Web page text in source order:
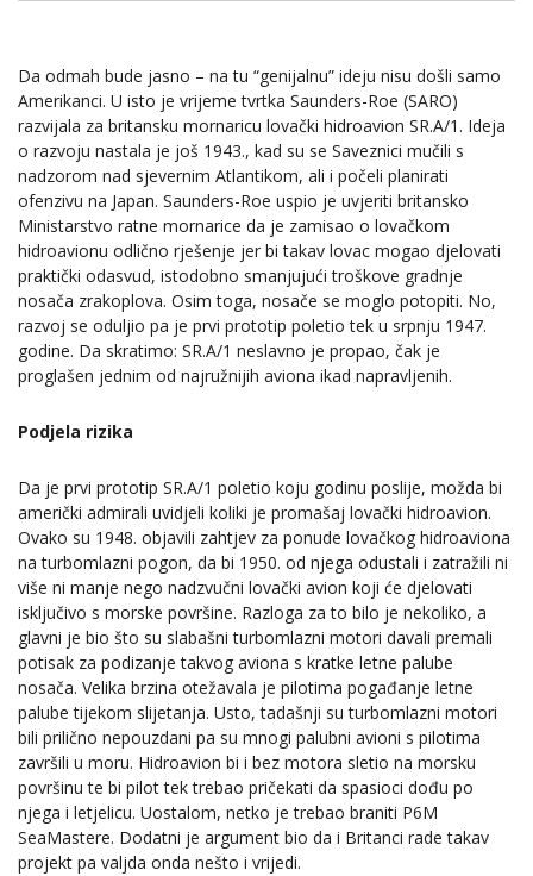
Da odmah bude jasno – na tu “genijalnu” ideju nisu došli samo
Amerikanci. U isto je vrijeme tvrtka Saunders-Roe (SARO)
razvijala za britansku mornaricu lovački hidroavion SR.A/1. Ideja
o razvoju nastala je još 1943., kad su se Saveznici mučili s
nadzorom nad sjevernim Atlantikom, ali i počeli planirati
ofenzivu na Japan. Saunders-Roe uspio je uvjeriti britansko
Ministarstvo ratne mornarice da je zamisao o lovačkom
hidroavionu odlično rješenje jer bi takav lovac mogao djelovati
praktički odasvud, istodobno smanjujući troškove gradnje
nosača zrakoplova. Osim toga, nosače se moglo potopiti. No,
razvoj se oduljio pa je prvi prototip poletio tek u srpnju 1947.
godine. Da skratimo: SR.A/1 neslavno je propao, čak je
proglašen jednim od najružnijih aviona ikad napravljenih.
Podjela rizika
Da je prvi prototip SR.A/1 poletio koju godinu poslije, možda bi
američki admirali uvidjeli koliki je promašaj lovački hidroavion.
Ovako su 1948. objavili zahtjev za ponude lovačkog hidroaviona
na turbomlazni pogon, da bi 1950. od njega odustali i zatražili ni
više ni manje nego nadzvučni lovački avion koji će djelovati
isključivo s morske površine. Razloga za to bilo je nekoliko, a
glavni je bio što su slabašni turbomlazni motori davali premali
potisak za podizanje takvog aviona s kratke letne palube
nosača. Velika brzina otežavala je pilotima pogađanje letne
palube tijekom slijetanja. Usto, tadašnji su turbomlazni motori
bili prilično nepouzdani pa su mnogi palubni avioni s pilotima
završili u moru. Hidroavion bi i bez motora sletio na morsku
površinu te bi pilot tek trebao pričekati da spasioci dođu po
njega i letjelicu. Uostalom, netko je trebao braniti P6M
SeaMastere. Dodatni je argument bio da i Britanci rade takav
projekt pa valjda onda nešto i vrijedi.